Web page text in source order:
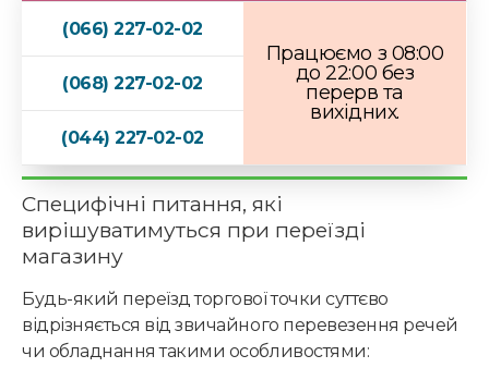
і
у
л
ь
т
і
я
?
(066) 227-02-02
Працюємо з 08:00
до 22:00 без
перерв та
вихідних.
(068) 227-02-02
(044) 227-02-02
Специфічні питання, які
вирішуватимуться при переїзді
магазину
Будь-який переїзд торгової точки суттєво
відрізняється від звичайного перевезення речей
чи обладнання такими особливостями: